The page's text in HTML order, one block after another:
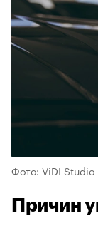
Фото: ViDI
Причин